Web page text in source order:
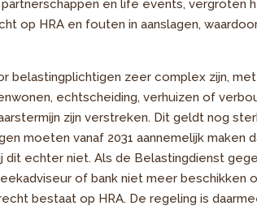
en life events,
op HRA en fouten in aanslagen,
belastingplichtigen zeer complex zijn,
echtscheiding, verhuizen of
zijn verstreken. Dit geldt nog
moeten vanaf 2031 aannemelijk maken
dit echter niet. Als de Belastingdienst
of bank niet meer beschikken
bestaat op HRA. De regeling is